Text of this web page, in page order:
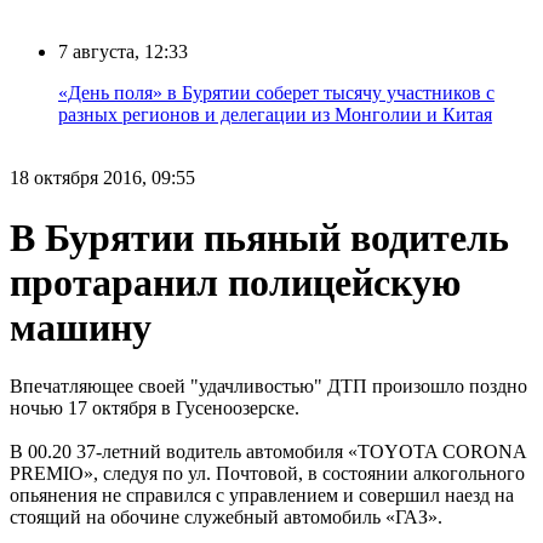
7 августа, 12:33
«День поля» в Бурятии соберет тысячу участников с
разных регионов и делегации из Монголии и Китая
18 октября 2016, 09:55
В Бурятии пьяный водитель
протаранил полицейскую
машину
Впечатляющее своей "удачливостью" ДТП произошло поздно
ночью 17 октября в Гусеноозерске.
В 00.20 37-летний водитель автомобиля «TOYOTA CORONA
PREMIO», следуя по ул. Почтовой, в состоянии алкогольного
опьянения не справился с управлением и совершил наезд на
стоящий на обочине служебный автомобиль «ГАЗ».